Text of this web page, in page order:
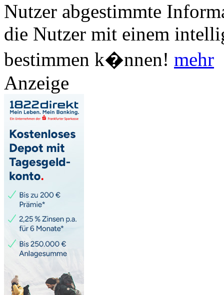
Nutzer abgestimmte
die Nutzer mit einem
bestimmen k�nnen! mehr
Anzeige